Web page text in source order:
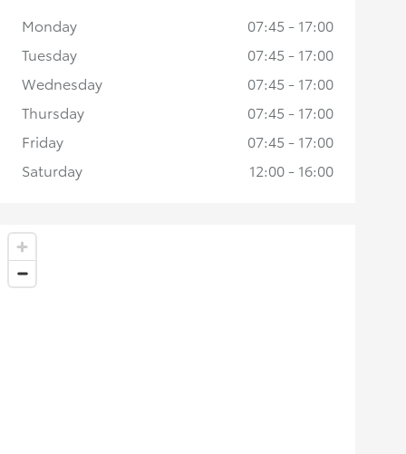
Monday
07:45 - 17:00
Tuesday
07:45 - 17:00
Wednesday
07:45 - 17:00
Thursday
07:45 - 17:00
Friday
07:45 - 17:00
Saturday
12:00 - 16:00